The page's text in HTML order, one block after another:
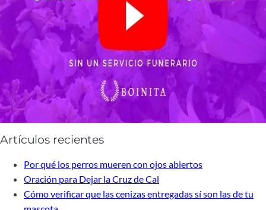
Artículos recientes
Por qué los perros mueren con ojos abiertos
Oración para Dejar la Cruz de Cal
Cómo verificar que las cenizas entregadas sí son las de tu